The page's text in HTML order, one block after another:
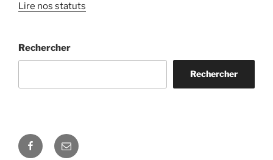
Lire nos statuts
Rechercher
Rechercher
Facebook
E-
mail